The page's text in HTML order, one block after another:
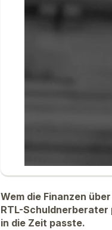
Wem die Finanzen
RTL-Schuldnerberater
in die Zeit passte.